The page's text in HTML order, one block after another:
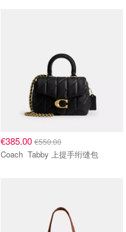
€385.00€550.00
Coach Tabby 上提手绗缝包